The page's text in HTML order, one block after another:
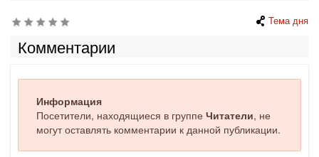
Тема дня
Комментарии
Информация
Посетители, находящиеся в группе Читатели, не
могут оставлять комментарии к данной публикации.